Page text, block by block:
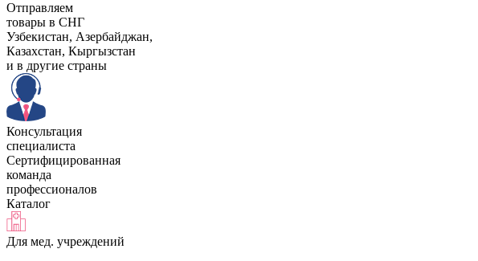
Отправляем
товары в СНГ
Узбекистан, Aзербайджан,
Казахстан, Кыргызстан
и в другие страны
Консультация
специалиста
Сертифицированная
команда
профессионалов
Каталог
Для мед. учреждений